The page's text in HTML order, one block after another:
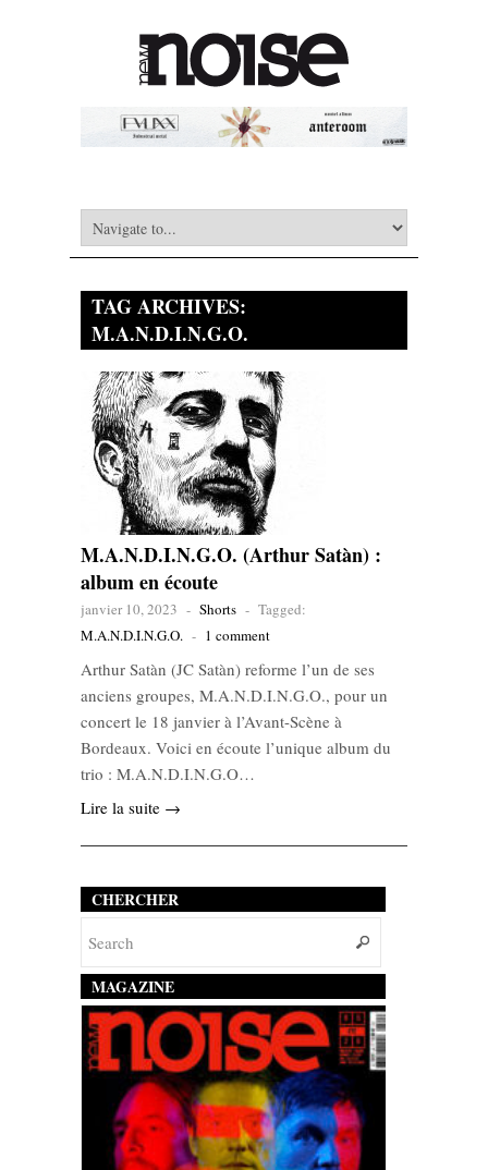
TAG ARCHIVES:
M.A.N.D.I.N.G.O.
M.A.N.D.I.N.G.O. (Arthur Satàn) :
album en écoute
janvier 10, 2023 - Shorts - Tagged:
M.A.N.D.I.N.G.O. - 1 comment
Arthur Satàn (JC Satàn) reforme l’un de ses
anciens groupes, M.A.N.D.I.N.G.O., pour un
concert le 18 janvier à l’Avant-Scène à
Bordeaux. Voici en écoute l’unique album du
trio : M.A.N.D.I.N.G.O…
Lire la suite →
CHERCHER
MAGAZINE